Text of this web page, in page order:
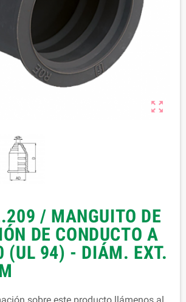

/ MANGUITO DE
DE CONDUCTO A
(UL 94) - DIÁM. EXT.